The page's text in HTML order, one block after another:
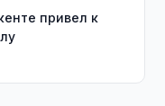
привел к